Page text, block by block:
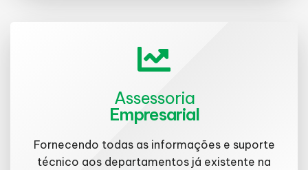
Assessoria
Empresarial
Fornecendo todas as informações e suporte
técnico aos departamentos já existente na